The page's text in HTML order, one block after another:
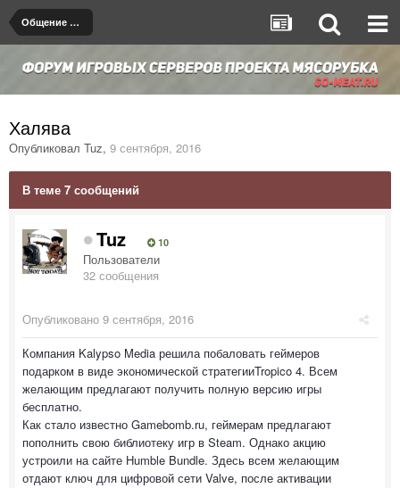
Общение на любые темы
Халява
Опубликовал Tuz, 9 сентября, 2016
В теме 7 сообщений
Tuz 10
Пользователи
32 сообщения
Опубликовано 9 сентября, 2016
Компания Kalypso Media решила побаловать геймеров
подарком в виде экономической стратегииTropico 4. Всем
желающим предлагают получить полную версию игры
бесплатно.
Как стало известно Gamebomb.ru, геймерам предлагают
пополнить свою библиотеку игр в Steam. Однако акцию
устроили на сайте Humble Bundle. Здесь всем желающим
отдают ключ для цифровой сети Valve, после активации